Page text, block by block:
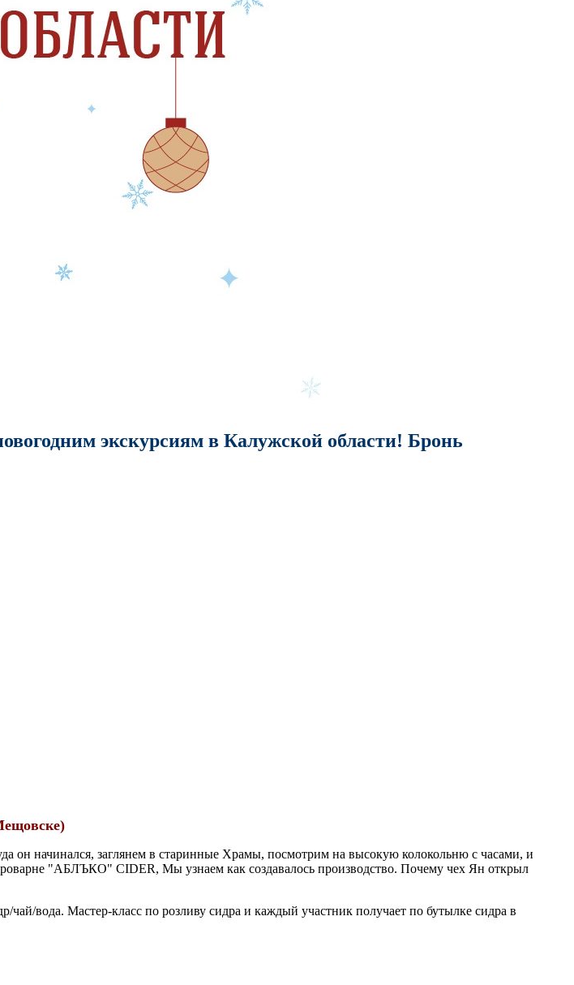
экскурсиям в Калужской области! Бронь
он начинался, заглянем в старинные Храмы, посмотрим на высокую колокольню с часами, и
"АБЛЪКО" CIDER, Мы узнаем как создавалось производство. Почему чех Ян открыл
вода. Мастер-класс по розливу сидра и каждый участник получает по бутылке сидра в